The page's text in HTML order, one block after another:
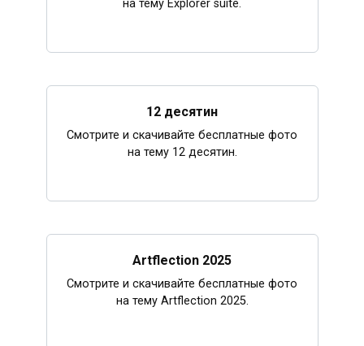
на тему Explorer suite.
12 десятин
Смотрите и скачивайте бесплатные фото
на тему 12 десятин.
Artflection 2025
Смотрите и скачивайте бесплатные фото
на тему Artflection 2025.